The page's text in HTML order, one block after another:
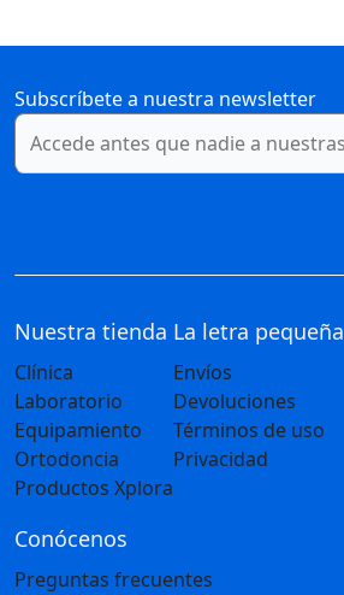
Subscríbete a nuestra newsletter
Nuestra tienda
Clínica
Laboratorio
Equipamiento
Ortodoncia
Productos Xplora
La letra pequeña
Envíos
Devoluciones
Términos de uso
Privacidad
Conócenos
Preguntas frecuentes